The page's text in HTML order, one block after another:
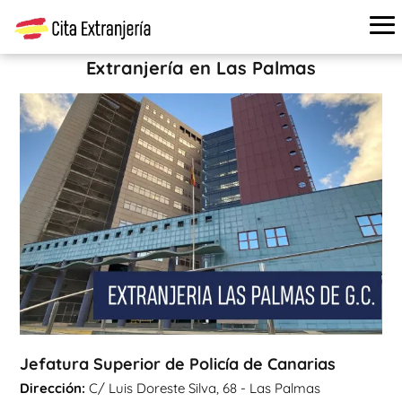
Cita extranjería › Oficinas de extranjería
Jefatura Superior de Policía de Canarias
Extranjería en Las Palmas
Jefatura Superior de Policía de Canarias
Dirección: C/ Luis Doreste Silva, 68 - Las Palmas